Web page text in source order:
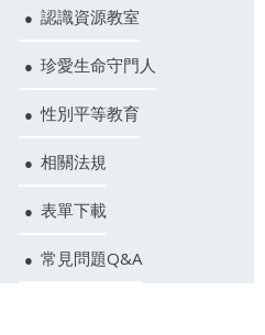
認識資源教室
珍愛生命守門人
性別平等教育
相關法規
表單下載
常見問題Q&A